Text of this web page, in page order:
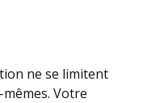
ne se limitent
Votre